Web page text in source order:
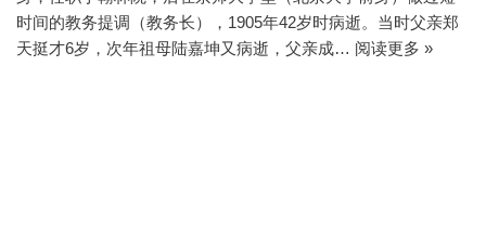
时间的教务提调（教务长），1905年42岁时病逝。当时父亲郑
天挺才6岁，次年祖母陆嘉坤又病逝，父亲成… 阅读更多 »